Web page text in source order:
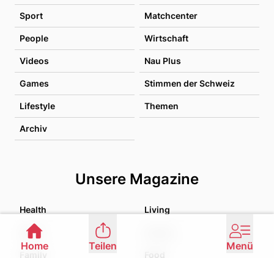
Sport Matchcenter
People Wirtschaft
Videos Nau Plus
Games Stimmen der Schweiz
Lifestyle Themen
Archiv
Unsere Magazine
Health Living
Liebe
Home Teilen Menü